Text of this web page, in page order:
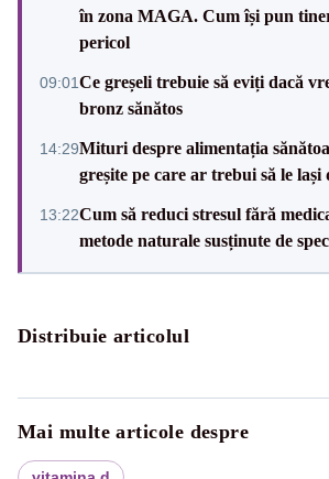
în zona MAGA. Cum își pun
pericol
09:01Ce greșeli trebuie să eviți dacă
bronz sănătos
14:29Mituri despre alimentația
greșite pe care ar trebui să le lași
13:22Cum să reduci stresul fără
metode naturale susținute de
Distribuie articolul
Mai multe articole despre